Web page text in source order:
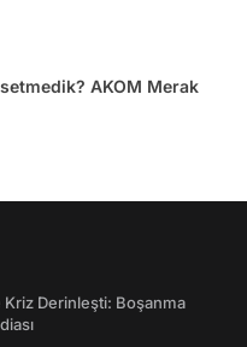
AKOM Merak
Derinleşti: Boşanma